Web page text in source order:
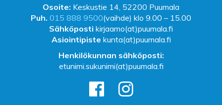
Osoite: Keskustie 14, 52200 Puumala
Puh. 015 888 9500(vaihde) klo 9.00 – 15.00
Sähköposti kirjaamo(at)puumala.fi
Asiointipiste kunta(at)puumala.fi
Henkilökunnan sähköposti:
etunimi.sukunimi(at)puumala.fi